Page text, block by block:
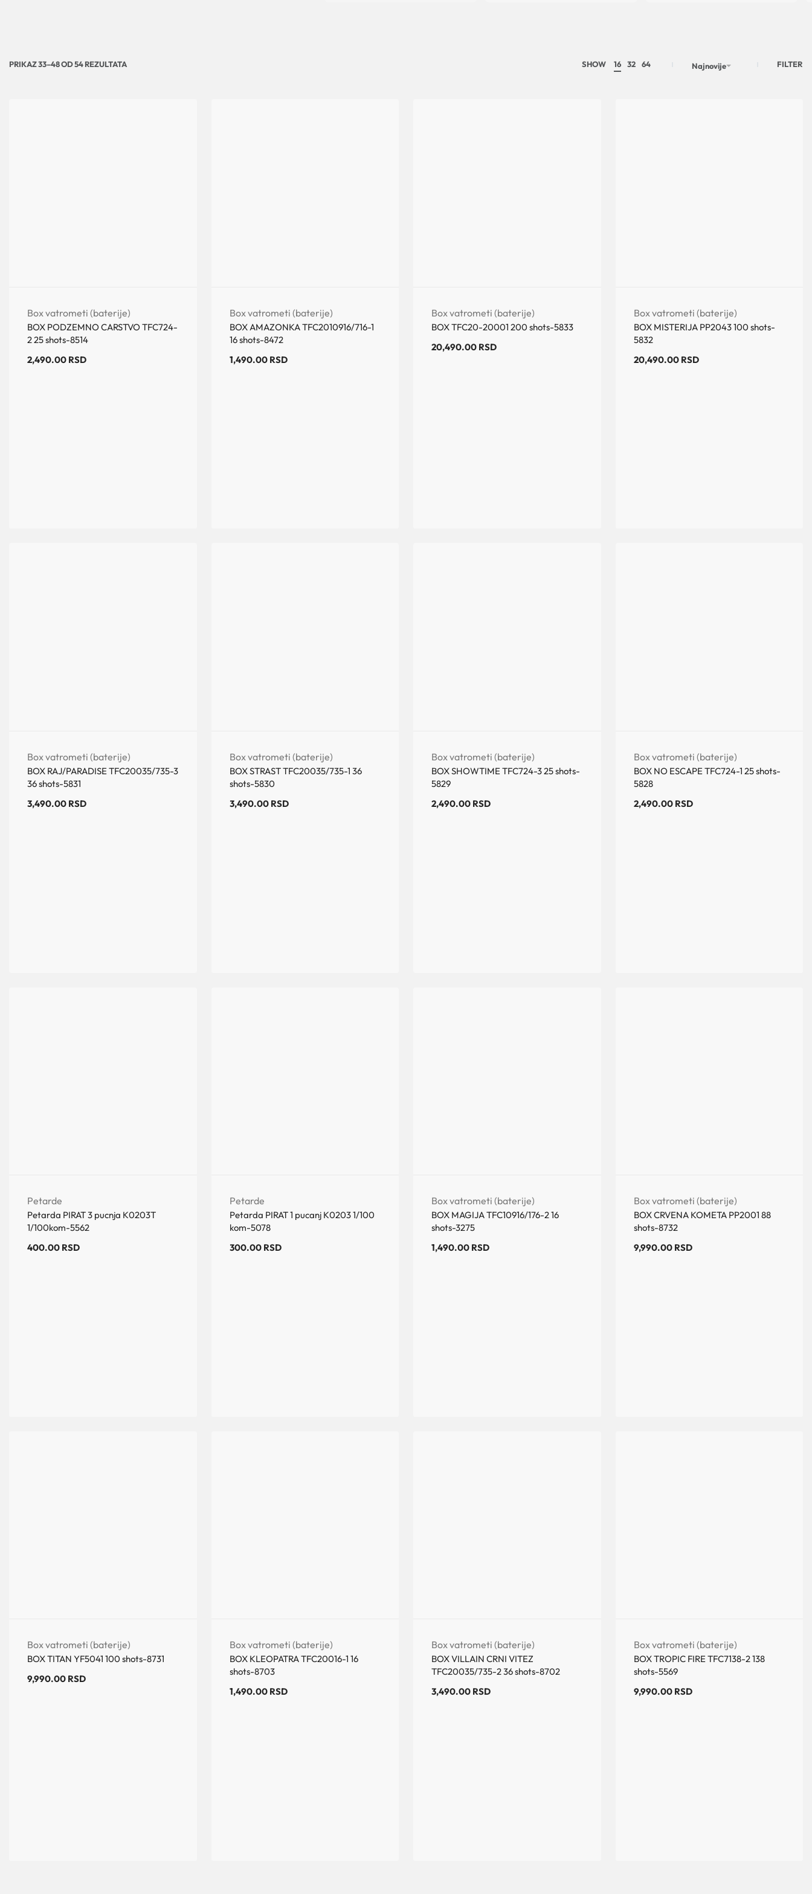
PRIKAZ 33–48 OD 54 REZULTATA SHOW 16 32 64 Najnovije FILTER
Box vatrometi (baterije)
BOX PODZEMNO CARSTVO TFC724-
2 25 shots-8514
2,490.00 RSD
Box vatrometi (baterije)
BOX AMAZONKA TFC2010916/716-1
16 shots-8472
1,490.00 RSD
Box vatrometi (baterije)
BOX TFC20-20001 200 shots-5833
20,490.00 RSD
Box vatrometi (baterije)
BOX MISTERIJA PP2043 100 shots-
5832
20,490.00 RSD
Box vatrometi (baterije)
BOX RAJ/PARADISE TFC20035/735-3
36 shots-5831
3,490.00 RSD
Box vatrometi (baterije)
BOX STRAST TFC20035/735-1 36
shots-5830
3,490.00 RSD
Box vatrometi (baterije)
BOX SHOWTIME TFC724-3 25 shots-
5829
2,490.00 RSD
Box vatrometi (baterije)
BOX NO ESCAPE TFC724-1 25 shots-
5828
2,490.00 RSD
Petarde
Petarda PIRAT 3 pucnja K0203T
1/100kom-5562
400.00 RSD
Petarde
Petarda PIRAT 1 pucanj K0203 1/100
kom-5078
300.00 RSD
Box vatrometi (baterije)
BOX MAGIJA TFC10916/176-2 16
shots-3275
1,490.00 RSD
Box vatrometi (baterije)
BOX CRVENA KOMETA PP2001 88
shots-8732
9,990.00 RSD
Box vatrometi (baterije)
BOX TITAN YF5041 100 shots-8731
9,990.00 RSD
Box vatrometi (baterije)
BOX KLEOPATRA TFC20016-1 16
shots-8703
1,490.00 RSD
Box vatrometi (baterije)
BOX VILLAIN CRNI VITEZ
TFC20035/735-2 36 shots-8702
3,490.00 RSD
Box vatrometi (baterije)
BOX TROPIC FIRE TFC7138-2 138
shots-5569
9,990.00 RSD